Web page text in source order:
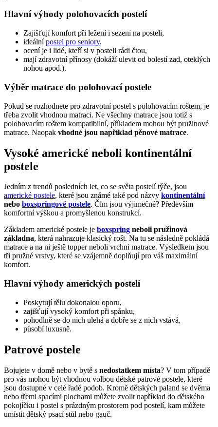
Hlavní výhody polohovacích postelí
Zajišťují komfort při ležení i sezení na posteli,
ideálnípostel pro seniory,
ocení je i lidé, kteří si v posteli rádi čtou,
mají zdravotní přínosy (dokáží ulevit od bolestí zad, oteklých
nohou apod.).
Výběr matrace do polohovací postele
Pokud se rozhodnete pro zdravotní postel s polohovacím roštem, je
třeba zvolit vhodnou matraci. Ne všechny matrace jsou totiž s
polohovacím roštem kompatibilní, příkladem mohou být pružinové
matrace. Naopak vhodné jsou například pěnové matrace.
Vysoké americké neboli kontinentální
postele
Jedním z trendů posledních let, co se světa postelí týče, jsou
americké postele, které jsou známé také pod názvy kontinentální
nebo boxspringové postele. Čím jsou výjimečné? Především
komfortní výškou a promyšlenou konstrukcí.
Základem americké postele je boxspring neboli pružinová
základna, která nahrazuje klasický rošt. Na tu se následně pokládá
matrace a na ni ještě topper neboli vrchní matrace. Výsledkem jsou
tři pružné vrstvy, které se vzájemně doplňují pro váš maximální
komfort.
Hlavní výhody amerických postelí
Poskytují tělu dokonalou oporu,
zajišťují vysoký komfort při spánku,
pohodlně se do nich ulehá a dobře se z nich vstává,
působí luxusně.
Patrové postele
Bojujete v domě nebo v bytě s nedostatkem místa? V tom případě
pro vás mohou být vhodnou volbou dětské patrové postele, které
jsou dostupné v celé řadě podob. Kromě dětských paland se dvěma
nebo třemi spacími plochami můžete zvolit například do dětského
pokojíčku i postel s prázdným prostorem pod postelí, kam můžete
umístit dětský psací stůl nebo gauč.